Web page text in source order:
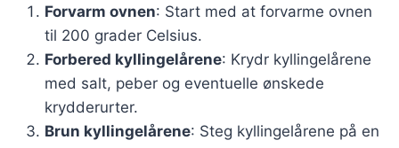
Forvarm ovnen: Start med at forvarme ovnen
til 200 grader Celsius.
Forbered kyllingelårene: Krydr kyllingelårene
med salt, peber og eventuelle ønskede
krydderurter.
Brun kyllingelårene: Steg kyllingelårene på en